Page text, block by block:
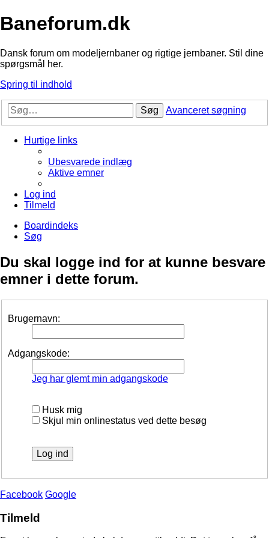
Baneforum.dk
Dansk forum om modeljernbaner og rigtige jernbaner. Stil dine
spørgsmål her.
Spring til indhold
Søg Avanceret søgning
Hurtige links
Ubesvarede indlæg
Aktive emner
Log ind
Tilmeld
Boardindeks
Søg
Du skal logge ind for at kunne besvare
emner i dette forum.
Brugernavn:
Adgangskode:
Jeg har glemt min adgangskode
Husk mig
Skjul min onlinestatus ved dette besøg
Facebook Google
Tilmeld